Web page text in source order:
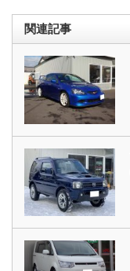
関連記事